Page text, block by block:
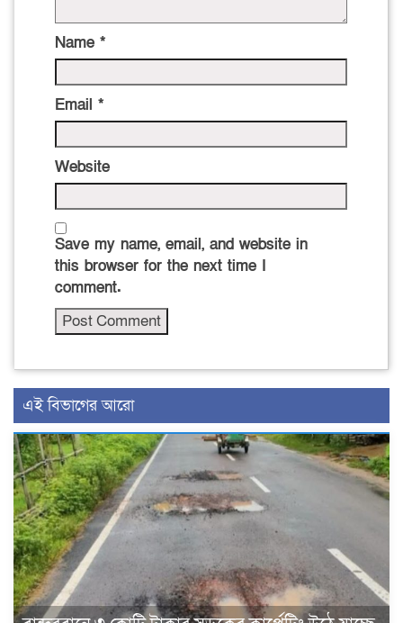
Name *
Email *
Website
Save my name, email, and website in
this browser for the next time I
comment.
এই বিভাগের আরো